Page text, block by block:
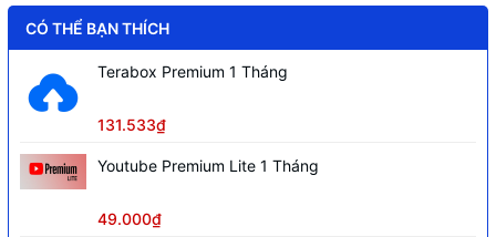
đồng trục
CÓ THỂ BẠN THÍCH
Terabox Premium 1 Tháng
131.533₫
Youtube Premium Lite 1 Tháng
49.000₫